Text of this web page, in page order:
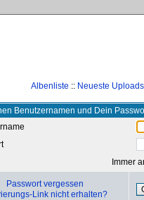
Albenliste :: Neueste Uploads
Benutzernamen und Dein
Immer
Passwort vergessen
Link nicht erhalten?